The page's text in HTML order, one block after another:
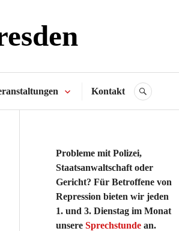
Kontakt SUCHE
Probleme mit Polizei,
Staatsanwaltschaft oder
Gericht? Für Betroffene von
Repression bieten wir jeden
1. und 3. Dienstag im Monat
unsere Sprechstunde an.